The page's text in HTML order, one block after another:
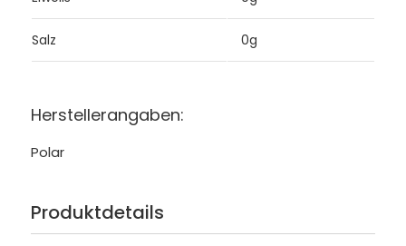
Salz 0g
Herstellerangaben:
Polar
Produktdetails